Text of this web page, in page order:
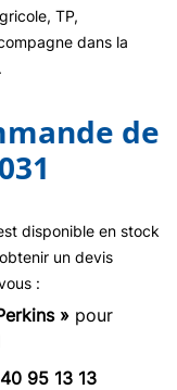
TP,
dans la
de
disponible en stock
un devis
:
» pour
95 13 13